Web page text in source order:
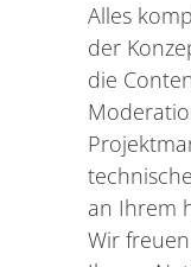
Alles
der
die
an Ihrem
Wir